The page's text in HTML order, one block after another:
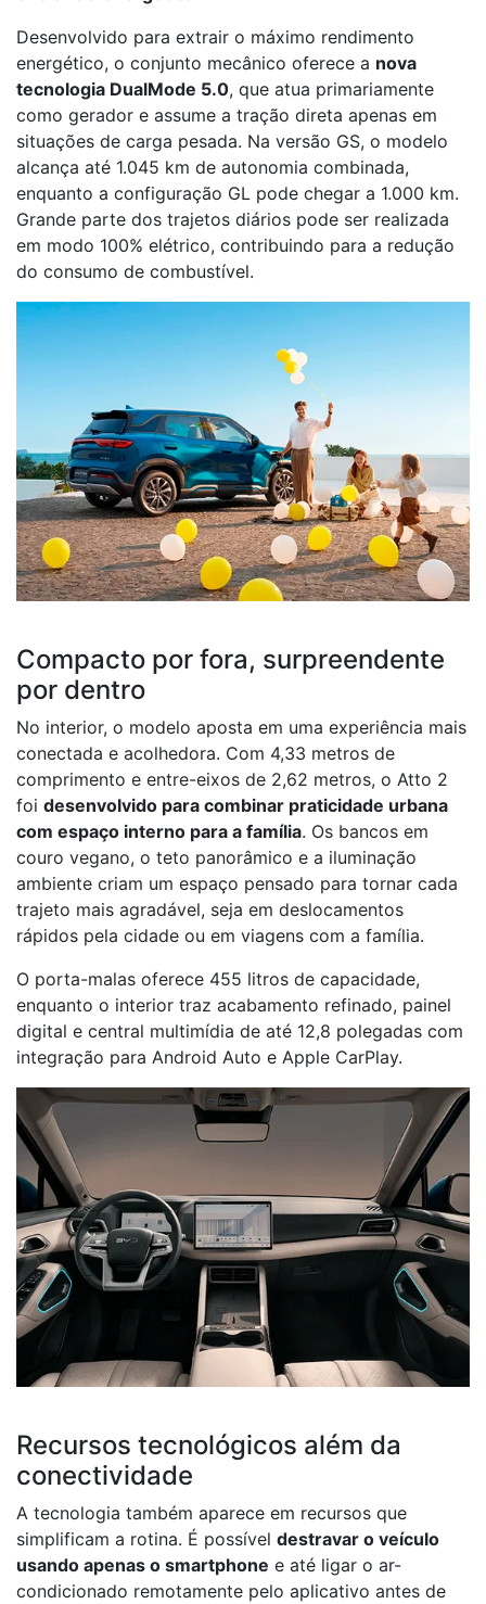
Desenvolvido para extrair o máximo rendimento
energético, o conjunto mecânico oferece a nova
tecnologia DualMode 5.0, que atua primariamente
como gerador e assume a tração direta apenas em
situações de carga pesada. Na versão GS, o modelo
alcança até 1.045 km de autonomia combinada,
enquanto a configuração GL pode chegar a 1.000 km.
Grande parte dos trajetos diários pode ser realizada
em modo 100% elétrico, contribuindo para a redução
do consumo de combustível.
Compacto por fora, surpreendente
por dentro
No interior, o modelo aposta em uma experiência mais
conectada e acolhedora. Com 4,33 metros de
comprimento e entre-eixos de 2,62 metros, o Atto 2
foi desenvolvido para combinar praticidade urbana
com espaço interno para a família. Os bancos em
couro vegano, o teto panorâmico e a iluminação
ambiente criam um espaço pensado para tornar cada
trajeto mais agradável, seja em deslocamentos
rápidos pela cidade ou em viagens com a família.
O porta-malas oferece 455 litros de capacidade,
enquanto o interior traz acabamento refinado, painel
digital e central multimídia de até 12,8 polegadas com
integração para Android Auto e Apple CarPlay.
Recursos tecnológicos além da
conectividade
A tecnologia também aparece em recursos que
simplificam a rotina. É possível destravar o veículo
usando apenas o smartphone e até ligar o ar-
condicionado remotamente pelo aplicativo antes de